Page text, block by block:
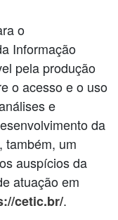
o
Informação
pela produção
o acesso e o uso
e
da
também, um
auspícios da
atuação em
cetic.br/.